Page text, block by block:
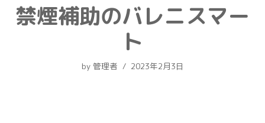
ス禁煙補助のバレニスマー
ト
by 管理者 2023年2月3日